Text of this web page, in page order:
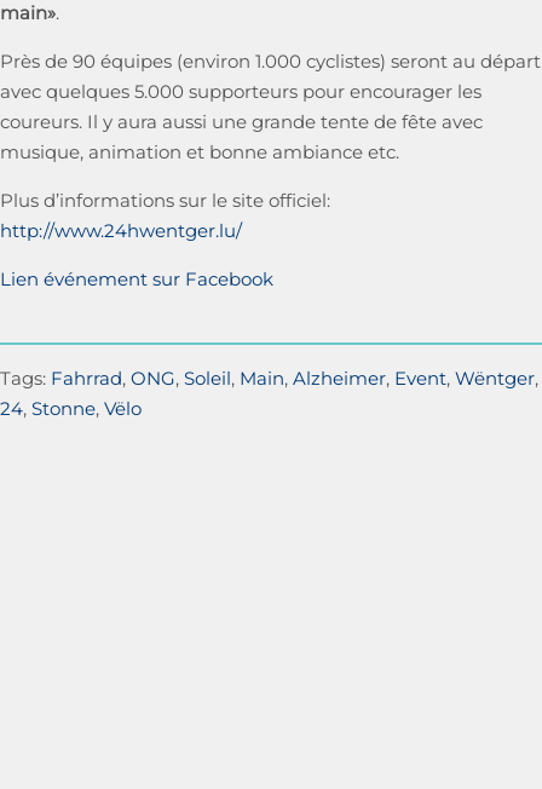
main».
Près de 90 équipes (environ 1.000 cyclistes) seront au départ
avec quelques 5.000 supporteurs pour encourager les
coureurs. Il y aura aussi une grande tente de fête avec
musique, animation et bonne ambiance etc.
Plus d’informations sur le site officiel:
http://www.24hwentger.lu/
Lien événement sur Facebook
Tags: Fahrrad, ONG, Soleil, Main, Alzheimer, Event, Wëntger,
24, Stonne, Vëlo